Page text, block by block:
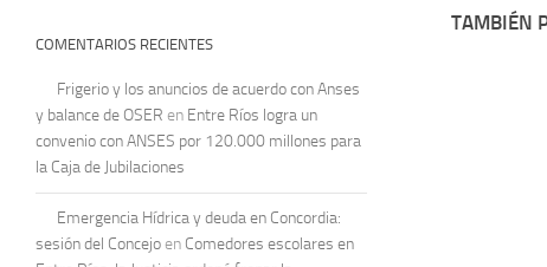
TAMBIÉN
COMENTARIOS RECIENTES
Frigerio y los anuncios de acuerdo con Anses
y balance de OSER en Entre Ríos logra un
convenio con ANSES por 120.000 millones para
la Caja de Jubilaciones
Emergencia Hídrica y deuda en Concordia:
sesión del Concejo en Comedores escolares en